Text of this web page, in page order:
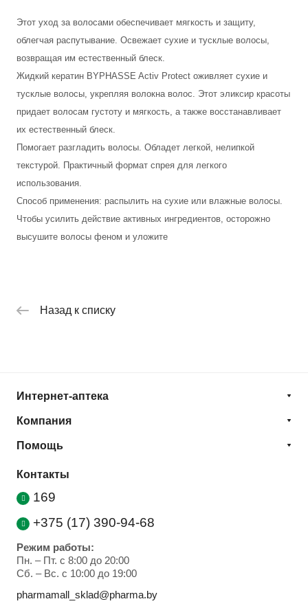
Этот уход за волосами обеспечивает мягкость и защиту,
облегчая распутывание. Освежает сухие и тусклые волосы,
возвращая им естественный блеск.
Жидкий кератин BYPHASSE Activ Protect оживляет сухие и
тусклые волосы, укрепляя волокна волос. Этот эликсир красоты
придает волосам густоту и мягкость, а также восстанавливает
их естественный блеск.
Помогает разгладить волосы. Обладет легкой, нелипкой
текстурой. Практичный формат спрея для легкого
использования.
Способ применения: распылить на сухие или влажные волосы.
Чтобы усилить действие активных ингредиентов, осторожно
высушите волосы феном и уложите
Назад к списку
Интернет-аптека
Компания
Помощь
Контакты
169
+375 (17) 390-94-68
Режим работы:
Пн. – Пт. с 8:00 до 20:00
Cб. – Вс. с 10:00 до 19:00
pharmamall_sklad@pharma.by